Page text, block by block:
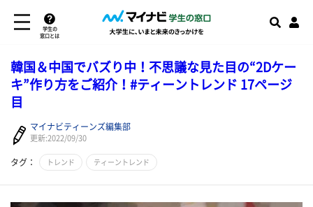
学生の
窓口とは
韓国＆中国でバズり中！不思議な見た目の“2Dケー
キ”作り方をご紹介！#ティーントレンド 17ページ
目
マイナビティーンズ編集部
更新:2022/09/30
タグ： トレンド ティーントレンド